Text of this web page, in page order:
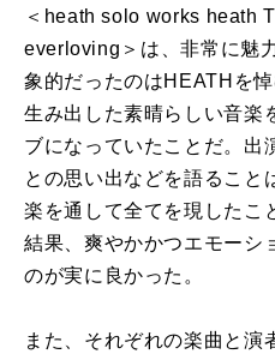
＜heath solo works heath
everloving＞は、非常に魅
象的だったのはHEATHを
生み出した素晴らしい音楽
ブになっていたことだ。出
との思い出などを語ること
楽を通して全てを現したこ
結果、爽やかかつエモーシ
のが実に良かった。
また、それぞれの楽曲と演